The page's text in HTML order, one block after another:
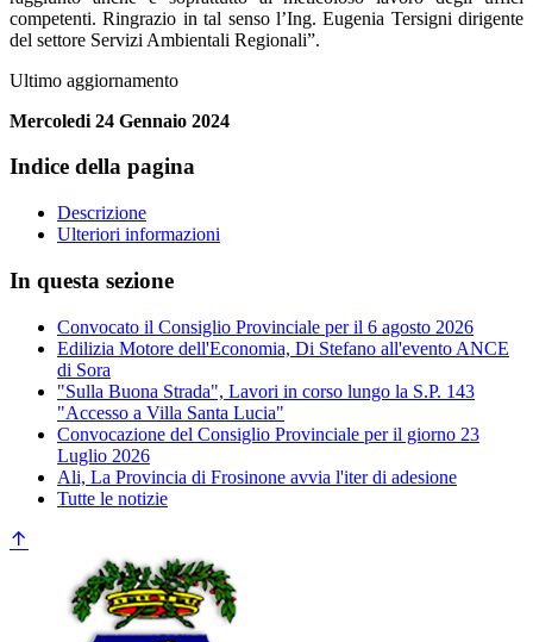
competenti. Ringrazio in tal senso l’Ing. Eugenia Tersigni dirigente
del settore Servizi Ambientali Regionali”.
Ultimo aggiornamento
Mercoledi 24 Gennaio 2024
Indice della pagina
Descrizione
Ulteriori informazioni
In questa sezione
Convocato il Consiglio Provinciale per il 6 agosto 2026
Edilizia Motore dell'Economia, Di Stefano all'evento ANCE
di Sora
"Sulla Buona Strada", Lavori in corso lungo la S.P. 143
"Accesso a Villa Santa Lucia"
Convocazione del Consiglio Provinciale per il giorno 23
Luglio 2026
Ali, La Provincia di Frosinone avvia l'iter di adesione
Tutte le notizie